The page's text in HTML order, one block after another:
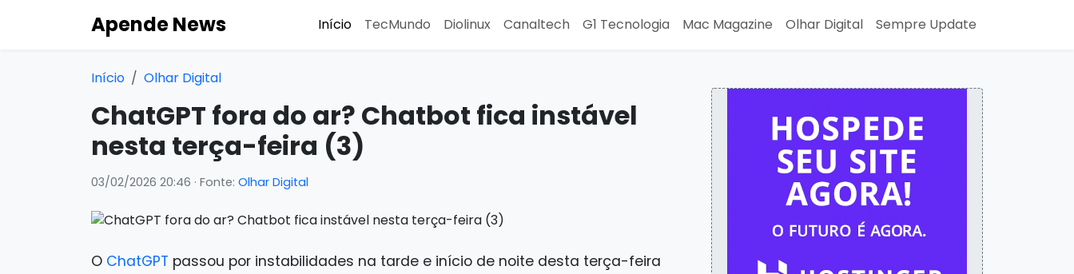
Apende News Início TecMundo Diolinux Canaltech G1 Tecnologia Mac Magazine Olhar Digital Sempre Update
Início Olhar Digital
ChatGPT fora do ar? Chatbot fica instável
nesta terça-feira (3)
03/02/2026 20:46 · Fonte: Olhar Digital
O ChatGPT passou por instabilidades na tarde e início de noite desta terça-feira